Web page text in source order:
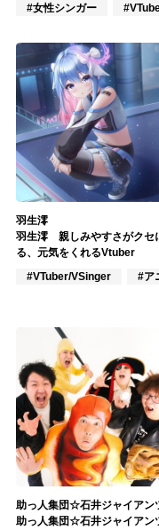
#女性シンガー
羽生澪
羽生澪 親しみやすさがクセ
る、元気をくれるVtuber
#VTuber/VSinger
#ア
助っ人集団☆石井ジャイアン
助っ人集団☆石井ジャイアン